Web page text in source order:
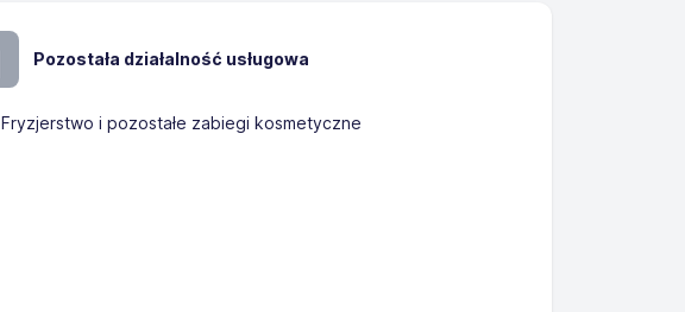
Pozostała działalność usługowa
Fryzjerstwo i pozostałe zabiegi kosmetyczne